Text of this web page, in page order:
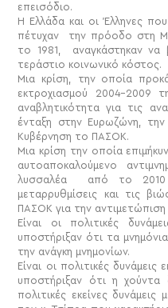
επεισόδιο.
Η Ελλάδα και οι Έλληνες
πέτυχαν την πρόοδο στη
το 1981, αναγκάστηκαν να
τεράστιο κοινωνικό κόστος.
Μια κρίση, την οποία
εκτροχιασμού 2004-2009
αναβλητικότητα για τις
ένταξη στην Ευρωζώνη, την
Κυβέρνηση το ΠΑΣΟΚ.
Μια κρίση την οποία
αυτοαποκαλούμενο
λυσσαλέα από το 2010
μεταρρυθμίσεις και τις
ΠΑΣΟΚ για την αντιμετώπιση
Είναι οι πολιτικές
υποστήριξαν ότι τα
την ανάγκη μνημονίων.
Είναι οι πολιτικές
υποστήριξαν ότι η χούντα
πολιτικές εκείνες